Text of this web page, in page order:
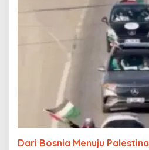
Dari Bosnia Menuju Palestina